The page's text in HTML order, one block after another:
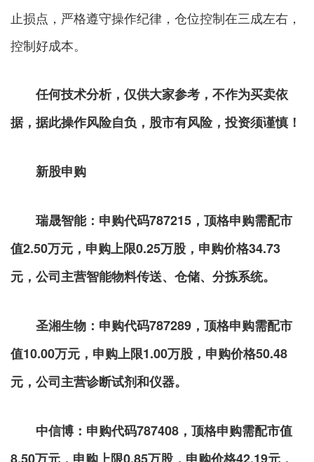
止损点，严格遵守操作纪律，仓位控制在三成左右，
控制好成本。
任何技术分析，仅供大家参考，不作为买卖依
据，据此操作风险自负，股市有风险，投资须谨慎！
新股申购
瑞晟智能：申购代码787215，顶格申购需配市
值2.50万元，申购上限0.25万股，申购价格34.73
元，公司主营智能物料传送、仓储、分拣系统。
圣湘生物：申购代码787289，顶格申购需配市
值10.00万元，申购上限1.00万股，申购价格50.48
元，公司主营诊断试剂和仪器。
中信博：申购代码787408，顶格申购需配市值